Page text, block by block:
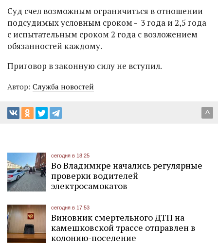
Суд счел возможным ограничиться в отношении
подсудимых условным сроком - 3 года и 2,5 года
с испытательным сроком 2 года с возложением
обязанностей каждому.
Приговор в законную силу не вступил.
Автор: Служба новостей
^
сегодня в 18:25
Во Владимире начались регулярные
проверки водителей
электросамокатов
сегодня в 17:53
Виновник смертельного ДТП на
камешковской трассе отправлен в
колонию-поселение